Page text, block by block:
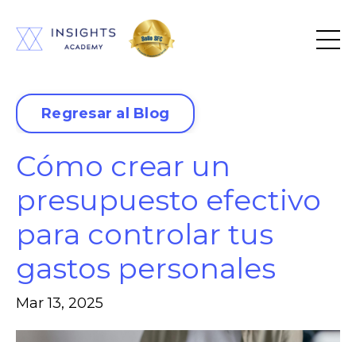
Regresar al Blog
Cómo crear un
presupuesto efectivo
para controlar tus
gastos personales
Mar 13, 2025